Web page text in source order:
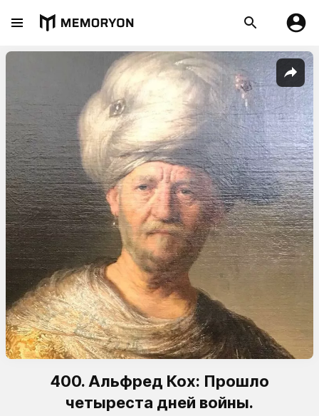
400. Альфред Кох: Прошло
четыреста дней войны.